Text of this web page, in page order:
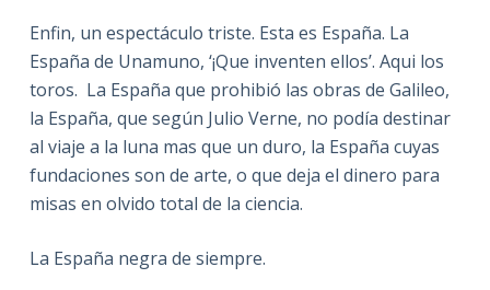
Enfin, un espectáculo triste. Esta es España. La
España de Unamuno, ‘¡Que inventen ellos’. Aqui los
toros. La España que prohibió las obras de Galileo,
la España, que según Julio Verne, no podía destinar
al viaje a la luna mas que un duro, la España cuyas
fundaciones son de arte, o que deja el dinero para
misas en olvido total de la ciencia.
La España negra de siempre.